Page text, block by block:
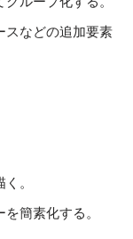
スなどの追加要素
。
簡素化する。